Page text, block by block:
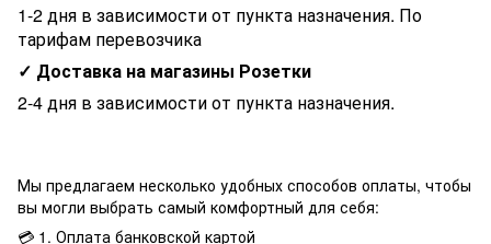
1-2 дня в зависимости от пункта назначения. По
тарифам перевозчика
✓ Доставка на магазины Розетки
2-4 дня в зависимости от пункта назначения.
Мы предлагаем несколько удобных способов оплаты, чтобы
вы могли выбрать самый комфортный для себя:
💳 1. Оплата банковской картой